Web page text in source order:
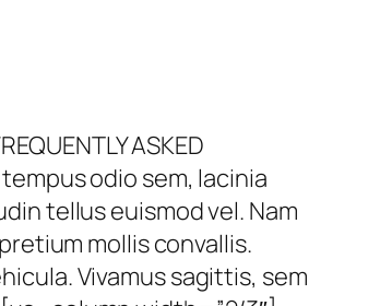
ASKED
odio sem, lacinia
tellus euismod vel. Nam
mollis convallis.
Vivamus sagittis, sem